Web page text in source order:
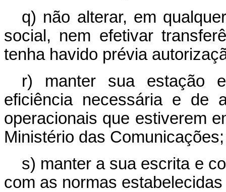
q) não alterar, em
social, nem efetivar
tenha havido prévia
r) manter sua estação
eficiência necessária e de
operacionais que estiverem
Ministério das Comunicações;
s) manter a sua escrita e
com as normas